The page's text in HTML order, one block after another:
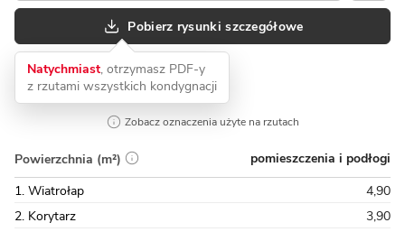
Pobierz rysunki szczegółowe
Natychmiast, otrzymasz PDF-y
z rzutami wszystkich kondygnacji
Zobacz oznaczenia użyte na rzutach
Powierzchnia (m²)
pomieszczenia i podłogi
1. Wiatrołap
4,90
2. Korytarz
3,90